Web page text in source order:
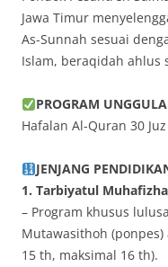
Jawa Timur
As-Sunnah sesuai
Islam, beraqidah ahlus
PROGRAM
Hafalan Al-Quran 30 Juz
JENJANG
1. Tarbiyatul
– Program khusus
Mutawasithoh
15 th, maksimal 16 th).